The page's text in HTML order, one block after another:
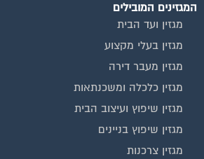
המגזינים המובילים
מגזין ועד הבית
מגזין בעלי מקצוע
מגזין מעבר דירה
מגזין כלכלה ומשכנתאות
מגזין שיפוץ ועיצוב הבית
מגזין שיפוץ בניינים
מגזין צרכנות